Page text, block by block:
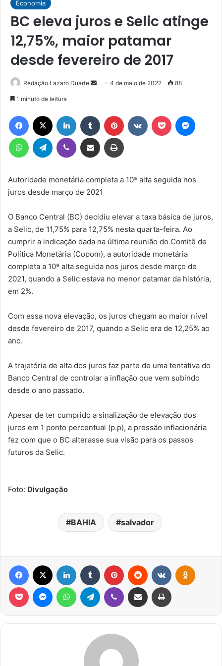
Economia
BC eleva juros e Selic atinge
12,75%, maior patamar
desde fevereiro de 2017
Redação Lazaro Duarte
Mande
mail
4 de maio de 2022 88
1 minuto de leitura
Facebook Linkedin Tumblr Pinterest Pocket
WhatsAppTelegram Viber Compartilhar via e-mail Imprimir
Autoridade monetária completa a 10ª alta seguida nos
juros desde março de 2021
O Banco Central (BC) decidiu elevar a taxa básica de juros,
a Selic, de 11,75% para 12,75% nesta quarta-feira. Ao
cumprir a indicação dada na última reunião do Comitê de
Política Monetária (Copom), a autoridade monetária
completa a 10ª alta seguida nos juros desde março de
2021, quando a Selic estava no menor patamar da história,
em 2%.
Com essa nova elevação, os juros chegam ao maior nível
desde fevereiro de 2017, quando a Selic era de 12,25% ao
ano.
A trajetória de alta dos juros faz parte de uma tentativa do
Banco Central de controlar a inflação que vem subindo
desde o ano passado.
Apesar de ter cumprido a sinalização de elevação dos
juros em 1 ponto percentual (p.p), a pressão inflacionária
fez com que o BC alterasse sua visão para os passos
futuros da Selic.
Foto: Divulgação
BAHIA salvador
Facebook Linkedin Tumblr Pinterest Reddit
Pocket MessengerWhatsAppTelegram Viber Compartilhar via e-mail Imprimir